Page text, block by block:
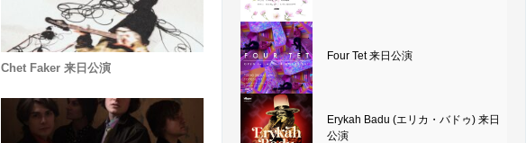
Chet Faker 来日公演
Four Tet 来日公演
Erykah Badu (エリカ・バドゥ) 来日
公演